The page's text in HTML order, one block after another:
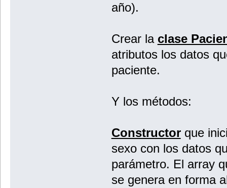
año).
Crear la clase
atributos los datos
paciente.
Y los métodos:
Constructorque
sexo con los datos
parámetro. El array
se genera en forma